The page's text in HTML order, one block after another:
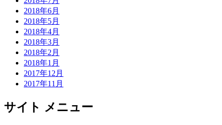
2018年6月
2018年5月
2018年4月
2018年3月
2018年2月
2018年1月
2017年12月
2017年11月
サイト メニュー